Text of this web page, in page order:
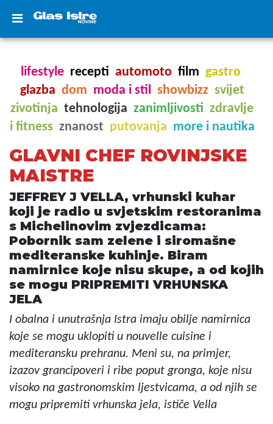
lifestyle recepti automoto film gastro
glazba dom moda i stil showbizz svijet
zivotinja tehnologija zanimljivosti zdravlje
i fitness znanost putovanja more i nautika
GLAVNI CHEF ROVINJSKE
MAISTRE
JEFFREY J VELLA, vrhunski kuhar
koji je radio u svjetskim restoranima
s Michelinovim zvjezdicama:
Pobornik sam zelene i siromašne
mediteranske kuhinje. Biram
namirnice koje nisu skupe, a od kojih
se mogu PRIPREMITI VRHUNSKA
JELA
I obalna i unutrašnja Istra imaju obilje namirnica
koje se mogu uklopiti u nouvelle cuisine i
mediteransku prehranu. Meni su, na primjer,
izazov grancipoveri i ribe poput gronga, koje nisu
visoko na gastronomskim ljestvicama, a od njih se
mogu pripremiti vrhunska jela, ističe Vella